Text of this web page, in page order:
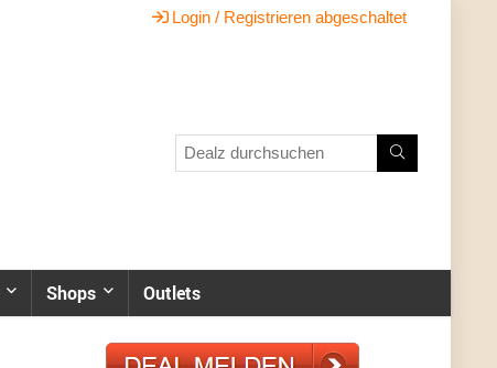
Login / Registrieren abgeschaltet
Shops Outlets